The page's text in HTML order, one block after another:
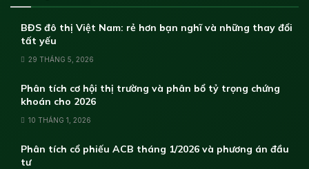
BĐS đô thị Việt Nam: rẻ hơn bạn nghĩ và những thay đổi
tất yếu
29 THÁNG 5, 2026
Phân tích cơ hội thị trường và phân bổ tỷ trọng chứng
khoán cho 2026
10 THÁNG 1, 2026
Phân tích cổ phiếu ACB tháng 1/2026 và phương án đầu
tư